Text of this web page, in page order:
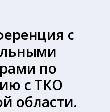
с
по
с ТКО
области.